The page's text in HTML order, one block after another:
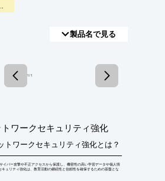
製品名で見る
1 / 1
ワークセキュリティ強化
トワークセキュリティ強化とは？
イバー攻撃や不正アクセスから保護し、機密性の高い学習データや個人情
ュリティ強化は、教育活動の継続性と信頼性を確保するための基盤とな